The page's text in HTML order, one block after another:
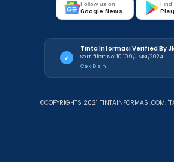
Follow us on
Google News
Find
✓
Tinta Informasi Verified By
Sertifikat No: 10.109/JMSI/2024
Cek Disini
©COPYRIGHTS 2021 TINTAINFORMASI.COM.